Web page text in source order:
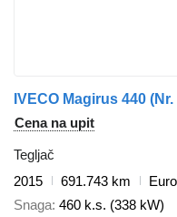
IVECO Magirus 440 (Nr.
Cena na upit
Tegljač
2015
691.743 km
Snaga 460 k.s. (338 kW)